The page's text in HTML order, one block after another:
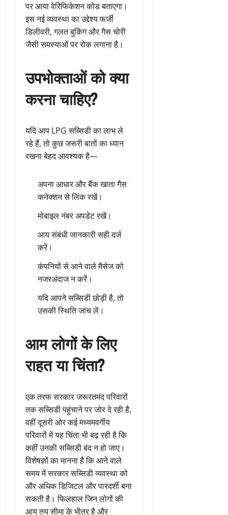
पर आया वेरिफिकेशन कोड बताएगा।
इस नई व्यवस्था का उद्देश्य फर्जी
डिलीवरी, गलत बुकिंग और गैस चोरी
जैसी समस्याओं पर रोक लगाना है।
उपभोक्ताओं को क्या
करना चाहिए?
यदि आप LPG सब्सिडी का लाभ ले
रहे हैं, तो कुछ जरूरी बातों का ध्यान
रखना बेहद आवश्यक है—
अपना आधार और बैंक खाता गैस
कनेक्शन से लिंक रखें।
मोबाइल नंबर अपडेट रखें।
आय संबंधी जानकारी सही दर्ज
करें।
कंपनियों से आने वाले मैसेज को
नजरअंदाज न करें।
यदि आपने सब्सिडी छोड़ी है, तो
उसकी स्थिति जांच लें।
आम लोगों के लिए
राहत या चिंता?
एक तरफ सरकार जरूरतमंद परिवारों
तक सब्सिडी पहुंचाने पर जोर दे रही है,
वहीं दूसरी ओर कई मध्यमवर्गीय
परिवारों में यह चिंता भी बढ़ रही है कि
कहीं उनकी सब्सिडी बंद न हो जाए।
विशेषज्ञों का मानना है कि आने वाले
समय में सरकार सब्सिडी व्यवस्था को
और अधिक डिजिटल और पारदर्शी बना
सकती है। फिलहाल जिन लोगों की
आय तय सीमा के भीतर है और